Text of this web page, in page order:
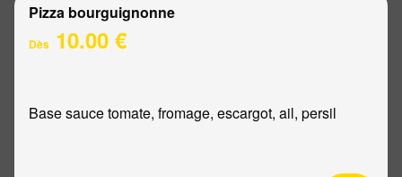
Pizza bourguignonne
Dès 10.00 €
Base sauce tomate, fromage, escargot, ail, persil